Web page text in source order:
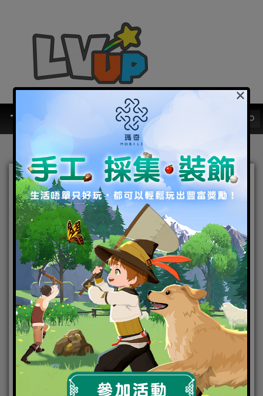
網石遊戲旗下RPG手遊《七
騎士》推出「大師的邀請」
和重大更新
2018-02-21|Android,IOS,手機遊戲 七騎士
×